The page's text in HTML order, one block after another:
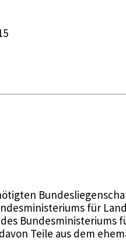
für
Bundesministeriums
Teile aus dem